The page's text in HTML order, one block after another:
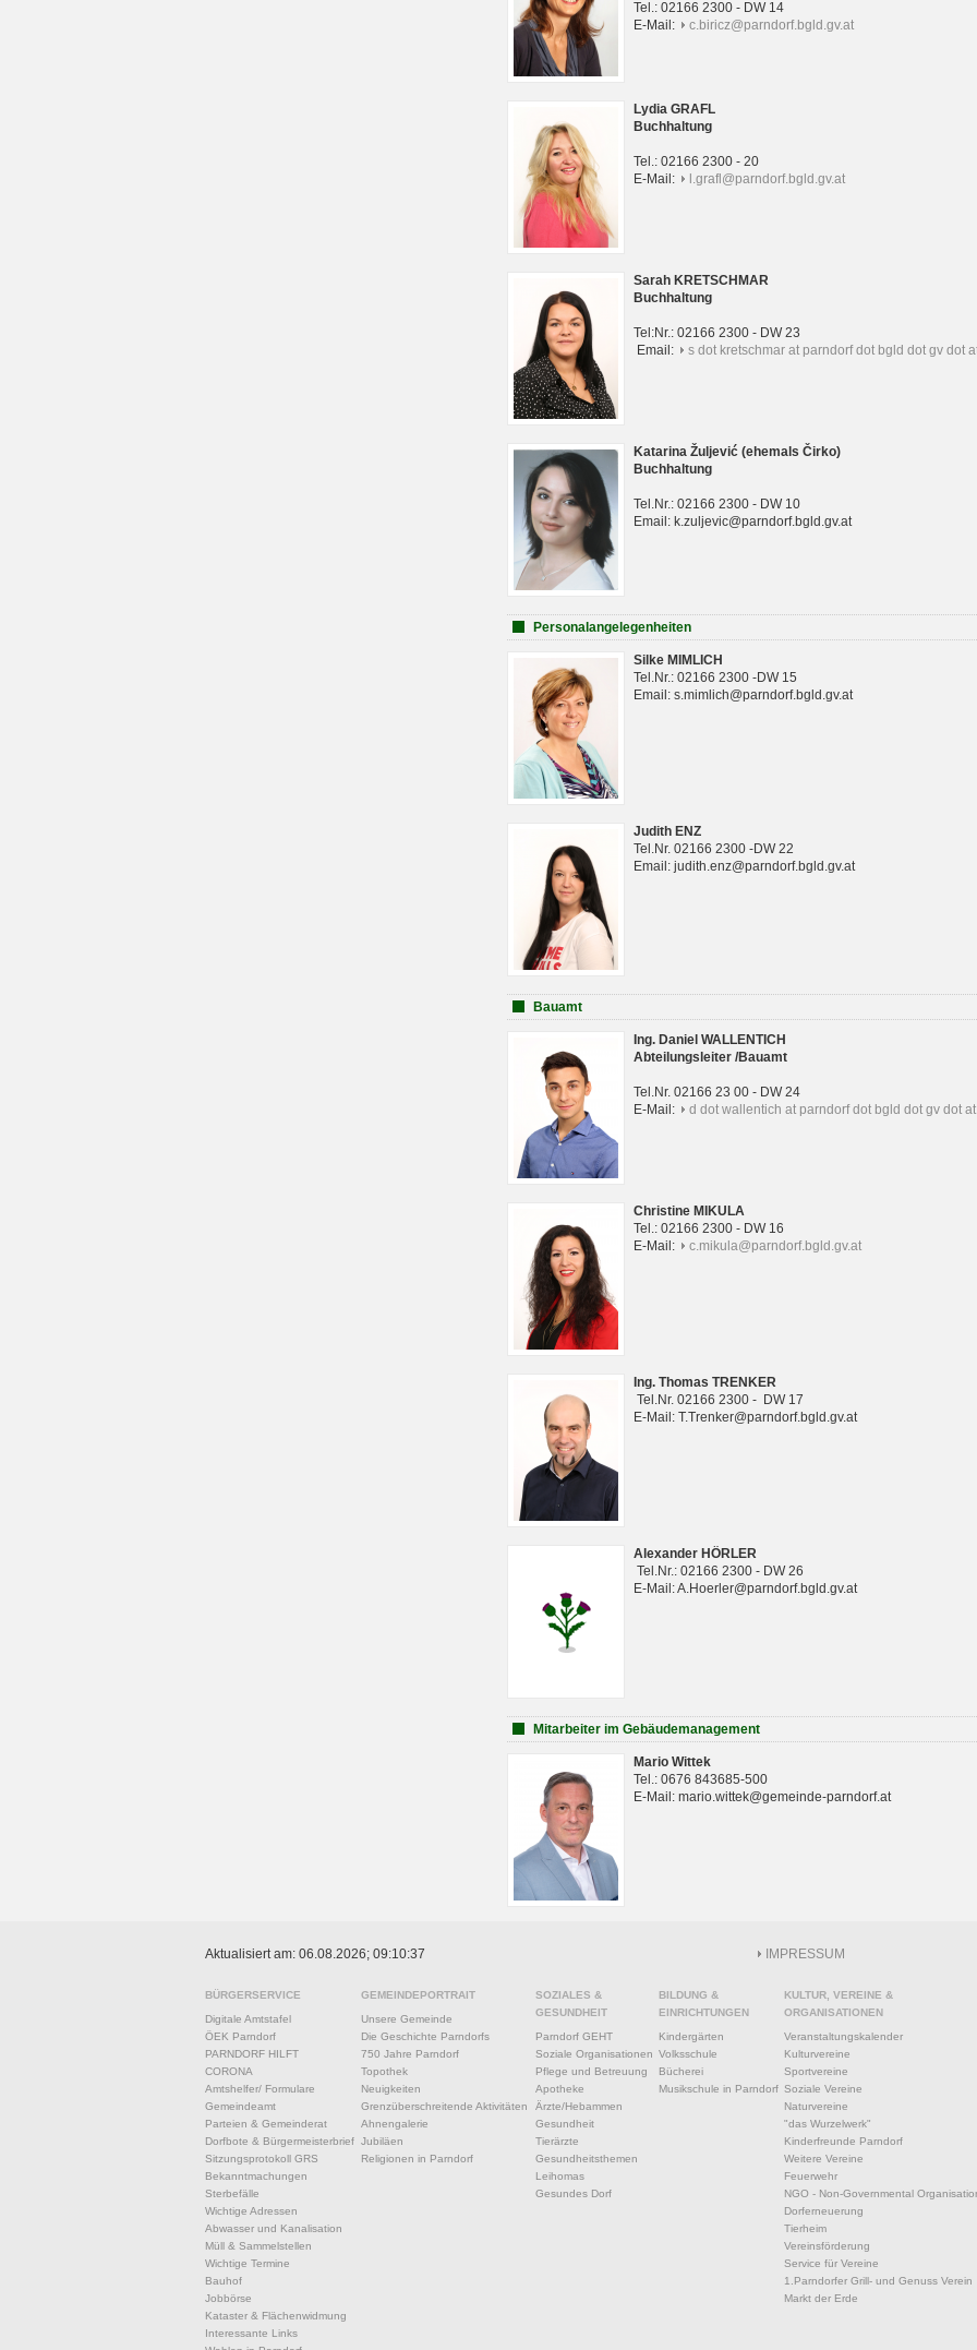
Tel.: 02166 2300 - DW 14
E-Mail:
c.biricz@parndorf.bgld.gv.at
Lydia GRAFL
Buchhaltung
Tel.: 02166 2300 - 20
E-Mail:
l.grafl@parndorf.bgld.gv.at
Sarah KRETSCHMAR
Buchhaltung
Tel:Nr.: 02166 2300 - DW 23
Email:
s dot kretschmar at parndorf dot bgld dot gv dot
Katarina Žuljević (ehemals Čirko)
Buchhaltung
Tel.Nr.: 02166 2300 - DW 10
Email: k.zuljevic@parndorf.bgld.gv.at
Personalangelegenheiten
Silke MIMLICH
Tel.Nr.: 02166 2300 -DW 15
Email: s.mimlich@parndorf.bgld.gv.at
Judith ENZ
Tel.Nr. 02166 2300 -DW 22
Email: judith.enz@parndorf.bgld.gv.at
Bauamt
Ing. Daniel WALLENTICH
Abteilungsleiter /Bauamt
Tel.Nr. 02166 23 00 - DW 24
E-Mail:
d dot wallentich at parndorf dot bgld dot gv dot at
Christine MIKULA
Tel.: 02166 2300 - DW 16
E-Mail:
c.mikula@parndorf.bgld.gv.at
Ing. Thomas TRENKER
Tel.Nr. 02166 2300 - DW 17
E-Mail: T.Trenker@parndorf.bgld.gv.at
Alexander HÖRLER
Tel.Nr.: 02166 2300 - DW 26
E-Mail: A.Hoerler@parndorf.bgld.gv.at
Mitarbeiter im Gebäudemanagement
Mario Wittek
Tel.: 0676 843685-500
E-Mail: mario.wittek@gemeinde-parndorf.at
Aktualisiert am: 06.08.2026; 09:10:37 IMPRESSUM
BÜRGERSERVICE
Digitale Amtstafel
ÖEK Parndorf
PARNDORF HILFT
CORONA
Amtshelfer/ Formulare
Gemeindeamt
Parteien & Gemeinderat
Dorfbote & Bürgermeisterbrief
Sitzungsprotokoll GRS
Bekanntmachungen
Sterbefälle
Wichtige Adressen
Abwasser und Kanalisation
Müll & Sammelstellen
Wichtige Termine
Bauhof
Jobbörse
Kataster & Flächenwidmung
Interessante Links
GEMEINDEPORTRAIT
Unsere Gemeinde
Die Geschichte Parndorfs
750 Jahre Parndorf
Topothek
Neuigkeiten
Grenzüberschreitende Aktivitäten
Ahnengalerie
Jubiläen
Religionen in Parndorf
SOZIALES &
GESUNDHEIT
Parndorf GEHT
Soziale Organisationen
Pflege und Betreuung
Apotheke
Ärzte/Hebammen
Gesundheit
Tierärzte
Gesundheitsthemen
Leihomas
Gesundes Dorf
BILDUNG &
EINRICHTUNGEN
Kindergärten
Volksschule
Bücherei
Musikschule in Parndorf
KULTUR, VEREINE &
ORGANISATIONEN
Veranstaltungskalender
Kulturvereine
Sportvereine
Soziale Vereine
Naturvereine
"das Wurzelwerk"
Kinderfreunde Parndorf
Weitere Vereine
Feuerwehr
NGO - Non-Governmental
Dorferneuerung
Tierheim
Vereinsförderung
Service für Vereine
1.Parndorfer Grill- und Genuss Verein
Markt der Erde